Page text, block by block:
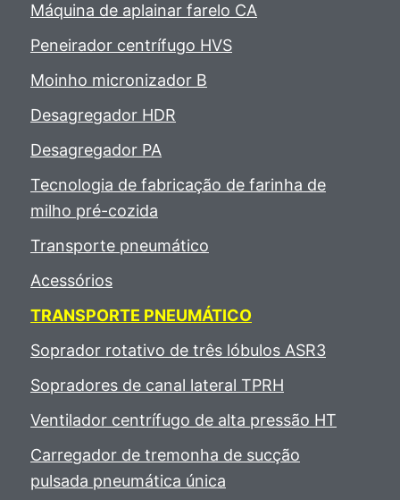
Máquina de aplainar farelo CA
Peneirador centrífugo HVS
Moinho micronizador B
Desagregador HDR
Desagregador PA
Tecnologia de fabricação de farinha de
milho pré-cozida
Transporte pneumático
Acessórios
TRANSPORTE PNEUMÁTICO
Soprador rotativo de três lóbulos ASR3
Sopradores de canal lateral TPRH
Ventilador centrífugo de alta pressão HT
Carregador de tremonha de sucção
pulsada pneumática única